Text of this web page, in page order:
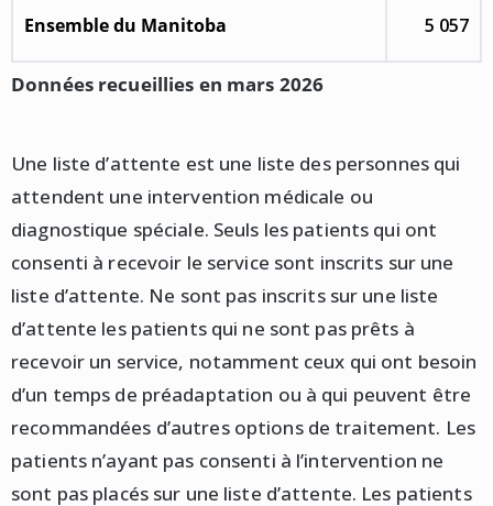
Ensemble du Manitoba 5 057
Données recueillies en mars 2026
Une liste d’attente est une liste des personnes qui
attendent une intervention médicale ou
diagnostique spéciale. Seuls les patients qui ont
consenti à recevoir le service sont inscrits sur une
liste d’attente. Ne sont pas inscrits sur une liste
d’attente les patients qui ne sont pas prêts à
recevoir un service, notamment ceux qui ont besoin
d’un temps de préadaptation ou à qui peuvent être
recommandées d’autres options de traitement. Les
patients n’ayant pas consenti à l’intervention ne
sont pas placés sur une liste d’attente. Les patients